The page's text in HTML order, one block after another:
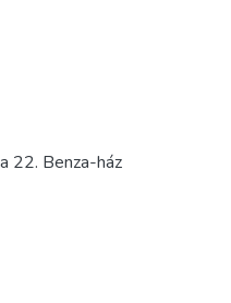
22. Benza-ház